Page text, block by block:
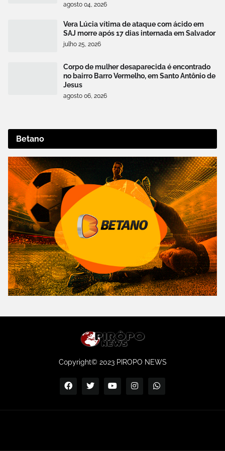
agosto 04, 2026
Vera Lúcia vítima de ataque com ácido em
SAJ morre após 17 dias internada em Salvador
julho 25, 2026
Corpo de mulher desaparecida é encontrado
no bairro Barro Vermelho, em Santo Antônio de
Jesus
agosto 06, 2026
Betano
Copyright© 2023 PIROPO NEWS